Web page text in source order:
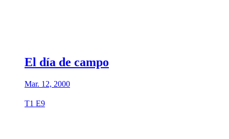
El día de campo
Mar. 12, 2000
T1 E9